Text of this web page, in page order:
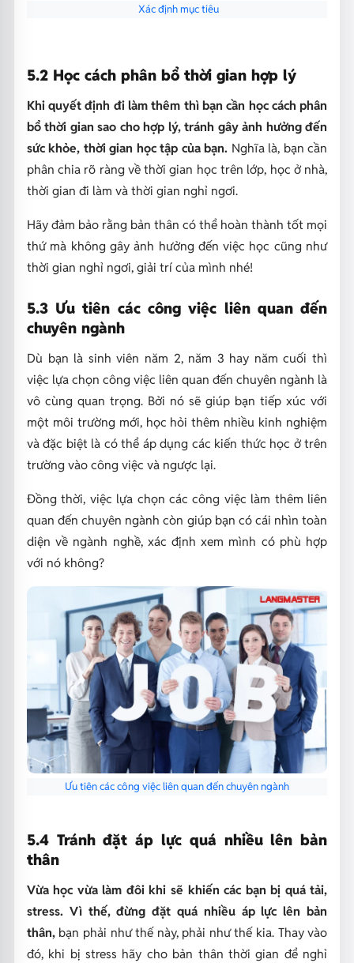
Xác định mục tiêu
5.2 Học cách phân bổ thời gian hợp lý
Khi quyết định đi làm thêm thì bạn cần học cách phân
bổ thời gian sao cho hợp lý, tránh gây ảnh hưởng đến
sức khỏe, thời gian học tập của bạn. Nghĩa là, bạn cần
phân chia rõ ràng về thời gian học trên lớp, học ở nhà,
thời gian đi làm và thời gian nghỉ ngơi.
Hãy đảm bảo rằng bản thân có thể hoàn thành tốt mọi
thứ mà không gây ảnh hưởng đến việc học cũng như
thời gian nghỉ ngơi, giải trí của mình nhé!
5.3 Ưu tiên các công việc liên quan đến
chuyên ngành
Dù bạn là sinh viên năm 2, năm 3 hay năm cuối thì
việc lựa chọn công việc liên quan đến chuyên ngành là
vô cùng quan trọng. Bởi nó sẽ giúp bạn tiếp xúc với
một môi trường mới, học hỏi thêm nhiều kinh nghiệm
và đặc biệt là có thể áp dụng các kiến thức học ở trên
trường vào công việc và ngược lại.
Đồng thời, việc lựa chọn các công việc làm thêm liên
quan đến chuyên ngành còn giúp bạn có cái nhìn toàn
diện về ngành nghề, xác định xem mình có phù hợp
với nó không?
Ưu tiên các công việc liên quan đến chuyên ngành
5.4 Tránh đặt áp lực quá nhiều lên bản
thân
Vừa học vừa làm đôi khi sẽ khiến các bạn bị quá tải,
stress. Vì thế, đừng đặt quá nhiều áp lực lên bản
thân,bạn phải như thế này, phải như thế kia. Thay vào
đó, khi bị stress hãy cho bản thân thời gian để nghỉ